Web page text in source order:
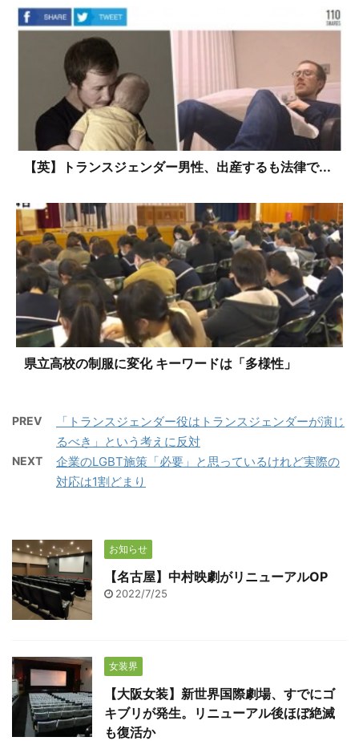
【英】トランスジェンダー男性、出産するも法律で...
県立高校の制服に変化 キーワードは「多様性」
PREV
「トランスジェンダー役はトランスジェンダーが演じ
るべき」という考えに反対
NEXT
企業のLGBT施策「必要」と思っているけれど実際の
対応は1割どまり
お知らせ
【名古屋】中村映劇がリニューアルOP
2022/7/25
女装界
【大阪女装】新世界国際劇場、すでにゴ
キブリが発生。リニューアル後ほぼ絶滅
も復活か